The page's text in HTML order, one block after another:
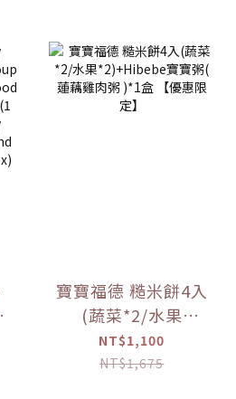
寶寶福德 糙米餅4入
(蔬菜*2/水果
*2)+Hibebe寶寶粥
( 蓮藕雞肉粥 )*1盒
NT$1,100
NT$1,675